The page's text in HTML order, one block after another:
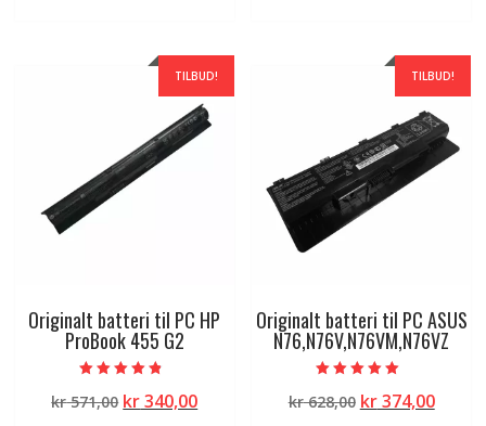
TILBUD!
Originalt batteri til PC HP
ProBook 455 G2
4.50
av 5
kr571,00 Opprinnelig
kr340,00Nåværende
TILBUD!
Originalt batteri til PC ASUS
N76,N76V,N76VM,N76VZ
5.00
av 5
kr628,00 Opprinnelig
kr374,00